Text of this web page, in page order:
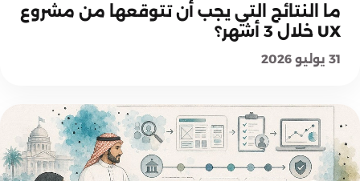
ما النتائج التي يجب أن تتوقعها من مشروع
UX خلال 3 أشهر؟
31 يوليو 2026